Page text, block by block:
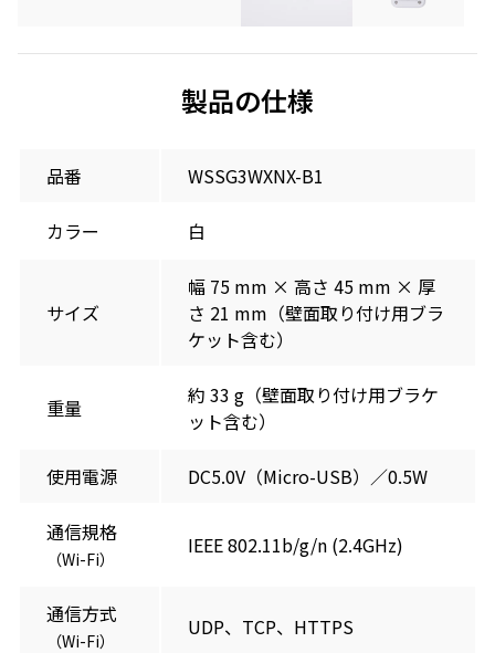
製品の仕様
品番 WSSG3WXNX-B1
カラー 白
サイズ
幅 75 mm × 高さ 45 mm × 厚
さ 21 mm（壁面取り付け用ブラ
ケット含む）
重量
約 33 g（壁面取り付け用ブラケ
ット含む）
使用電源 DC5.0V（Micro-USB）／0.5W
通信規格
（Wi-Fi）
IEEE 802.11b/g/n (2.4GHz)
通信方式
（Wi-Fi）
UDP、TCP、HTTPS